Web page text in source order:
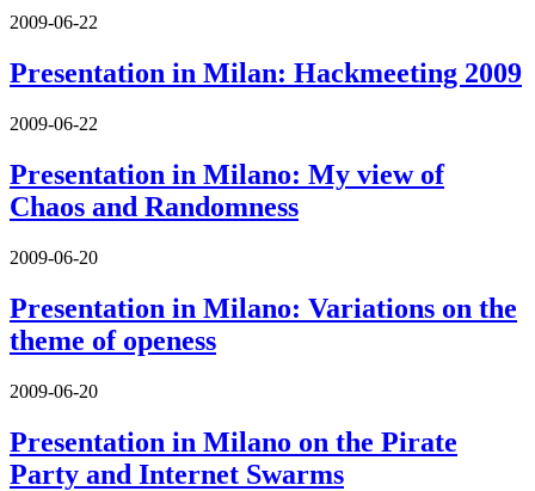
2009-06-22
Presentation in Milan: Hackmeeting 2009
2009-06-22
Presentation in Milano: My view of
Chaos and Randomness
2009-06-20
Presentation in Milano: Variations on the
theme of openess
2009-06-20
Presentation in Milano on the Pirate
Party and Internet Swarms